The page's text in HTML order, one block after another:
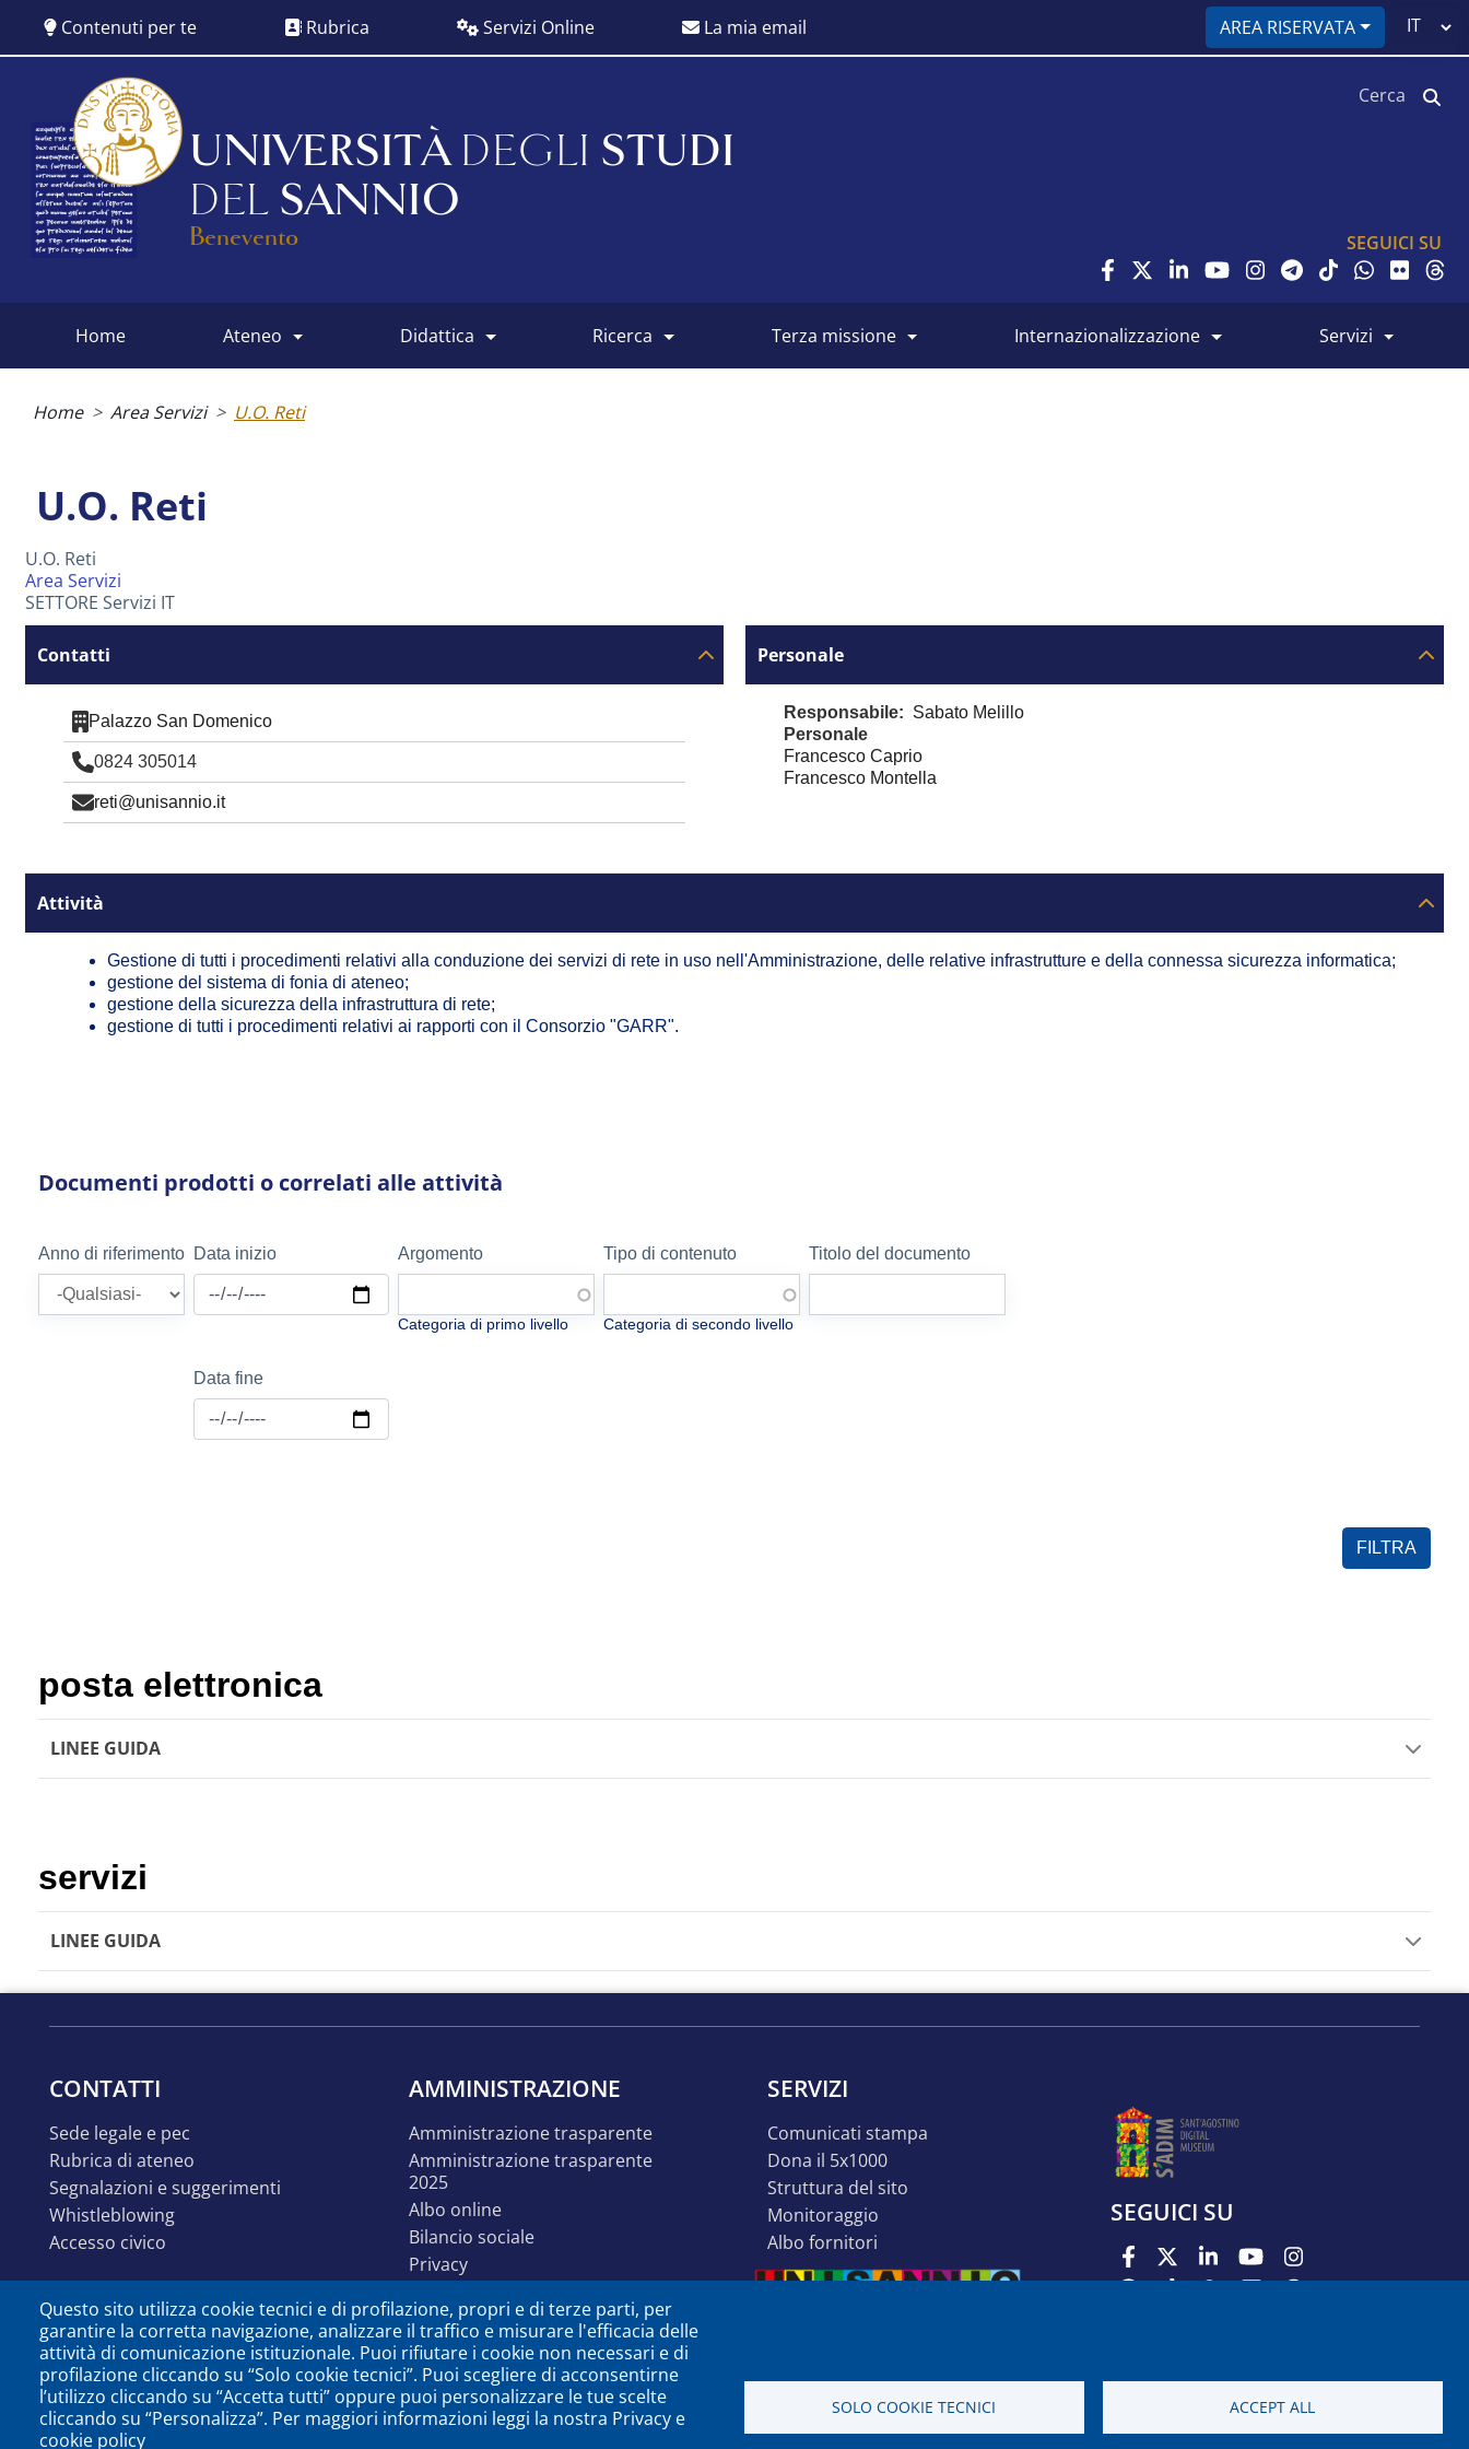
contenuto
Contenuti per te Rubrica Servizi Online La mia email AREA RISERVATA
Select
UNIVERSITÀ DEGLI STUDI
DEL SANNIO
Benevento SEGUICI SU
menu
home ateneo didattica ricerca terza missione internazionalizzazione servizi
Home Area Servizi U.O. Reti
U.O. Reti
U.O. Reti
Area Servizi
SETTORE Servizi IT
Contatti
Palazzo San Domenico
0824 305014
reti@unisannio.it
Personale
Responsabile
Sabato Melillo
Personale
Francesco Caprio
Francesco Montella
Attività
Gestione di tutti i procedimenti relativi alla conduzione dei servizi di rete in uso nell'Amministrazione, delle relative infrastrutture e della connessa sicurezza informatica;
gestione del sistema di fonia di ateneo;
gestione della sicurezza della infrastruttura di rete;
gestione di tutti i procedimenti relativi ai rapporti con il Consorzio "GARR".
Documenti prodotti o correlati alle attività
Anno di riferimento Data inizio
Data fine
Argomento
Categoria di primo livello
Tipo di contenuto
Categoria di secondo livello
Titolo del documento
posta elettronica
LINEE GUIDA
servizi
LINEE GUIDA
CONTATTI
sede legale e pec
rubrica di ateneo
segnalazioni e suggerimenti
whistleblowing
accesso civico
AMMINISTRAZIONE
amministrazione trasparente
amministrazione trasparente
2025
albo online
bilancio sociale
privacy
accessibilità
disabilità o dsa
identità e linee guida
comunicazione
open data
SERVIZI
comunicati stampa
dona il 5x1000
struttura del sito
monitoraggio
albo fornitori
SEGUICI SU
Questo sito utilizza cookie tecnici e di profilazione, propri e di terze parti, per
garantire la corretta navigazione, analizzare il traffico e misurare l'efficacia delle
attività di comunicazione istituzionale. Puoi rifiutare i cookie non necessari e di
profilazione cliccando su “Solo cookie tecnici”. Puoi scegliere di acconsentirne
l’utilizzo cliccando su “Accetta tutti” oppure puoi personalizzare le tue scelte
cliccando su “Personalizza”. Per maggiori informazioni leggi la nostra Privacy e
cookie policy
SOLO COOKIE TECNICI ACCEPT ALL